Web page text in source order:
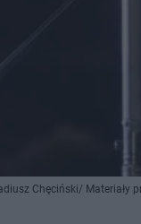
Chęciński/ Materiały